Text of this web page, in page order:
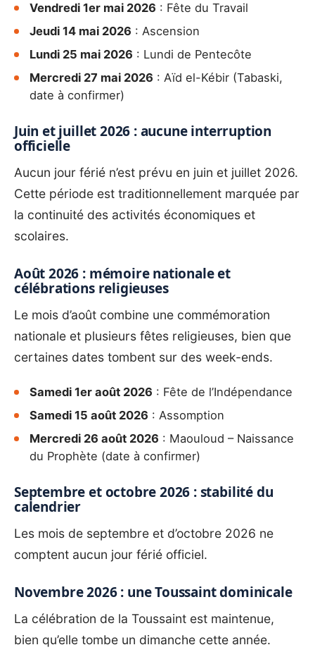
Vendredi 1er mai 2026 : Fête du Travail
Jeudi 14 mai 2026 : Ascension
Lundi 25 mai 2026 : Lundi de Pentecôte
Mercredi 27 mai 2026 : Aïd el-Kébir (Tabaski,
date à confirmer)
Juin et juillet 2026 : aucune interruption
officielle
Aucun jour férié n’est prévu en juin et juillet 2026.
Cette période est traditionnellement marquée par
la continuité des activités économiques et
scolaires.
Août 2026 : mémoire nationale et
célébrations religieuses
Le mois d’août combine une commémoration
nationale et plusieurs fêtes religieuses, bien que
certaines dates tombent sur des week-ends.
Samedi 1er août 2026 : Fête de l’Indépendance
Samedi 15 août 2026 : Assomption
Mercredi 26 août 2026 : Maouloud – Naissance
du Prophète (date à confirmer)
Septembre et octobre 2026 : stabilité du
calendrier
Les mois de septembre et d’octobre 2026 ne
comptent aucun jour férié officiel.
Novembre 2026 : une Toussaint dominicale
La célébration de la Toussaint est maintenue,
bien qu’elle tombe un dimanche cette année.